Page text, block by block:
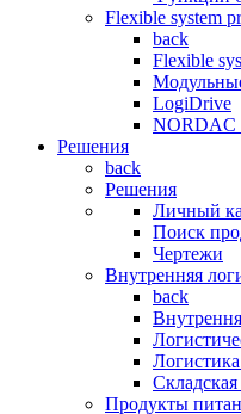
Flexible system
back
Flexible
LogiDrive
NORDAC
Решения
back
Решения
Личный
Поиск
Чертежи
Внутренняя
back
Продукты